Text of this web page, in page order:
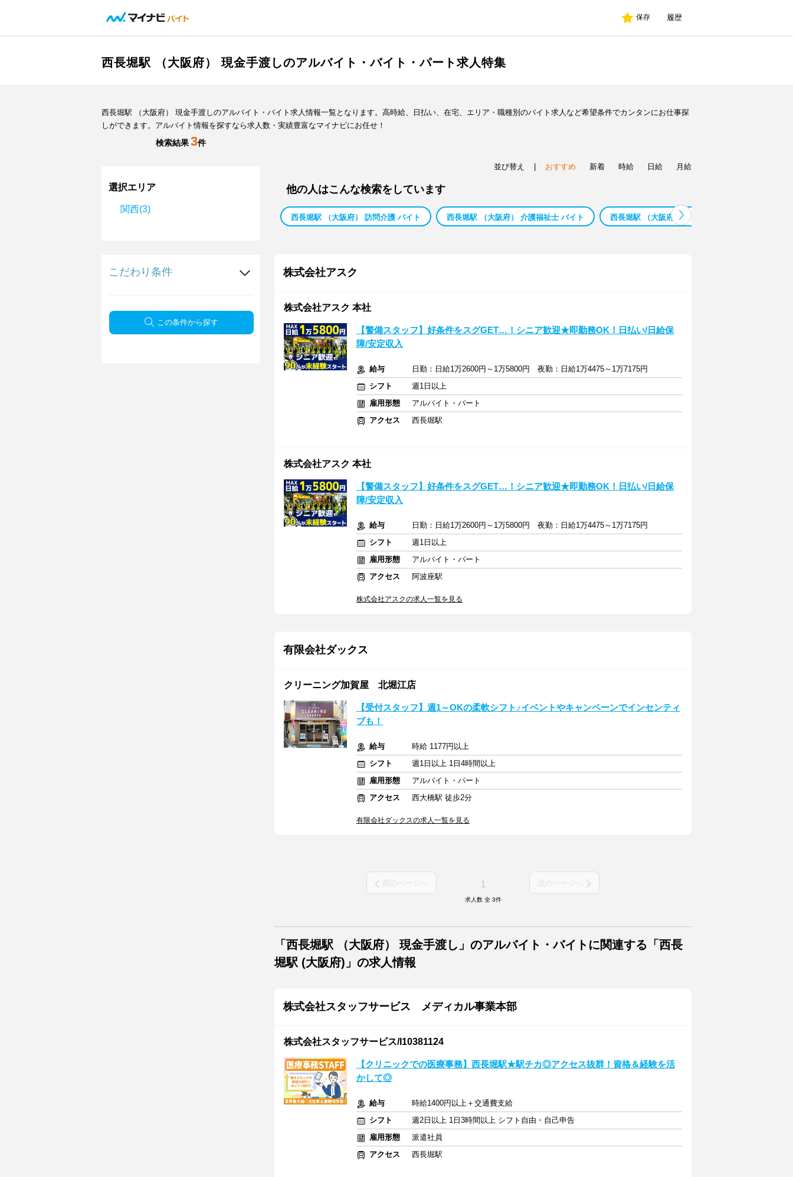
保存 履歴
西長堀駅 （大阪府） 現金手渡しのアルバイト・バイト・パート求人特集
西長堀駅 （大阪府） 現金手渡しのアルバイト・バイト求人情報一覧となります。高時給、日払い、在宅、エリア・職種別のバイト求人など希望条件でカンタンにお仕事探
しができます。アルバイト情報を探すなら求人数・実績豊富なマイナビにお任せ！
検索結果3件
選択エリア
関西(3)
こだわり条件
この条件から探す
並び替え おすすめ 新着 時給 日給 月給
他の人はこんな検索をしています
西長堀駅 （大阪府） 訪問介護 バイト 西長堀駅 （大阪府） 介護福祉士 バイト 西長堀駅 （大阪府） ｗｅｂ デザイナー バイト
株式会社アスク
株式会社アスク 本社
【警備スタッフ】好条件をスグGET…！シニア歓迎★即勤務OK！日払い/日給保
障/安定収入
給与
日勤：日給1万2600円～1万5800円 夜勤：日給1万4475～1万7175円
シフト
週1日以上
雇用形態
アルバイト・パート
アクセス
西長堀駅
株式会社アスク 本社
【警備スタッフ】好条件をスグGET…！シニア歓迎★即勤務OK！日払い/日給保
障/安定収入
給与
日勤：日給1万2600円～1万5800円 夜勤：日給1万4475～1万7175円
シフト
週1日以上
雇用形態
アルバイト・パート
アクセス
阿波座駅
株式会社アスクの求人一覧を見る
有限会社ダックス
クリーニング加賀屋 北堀江店
【受付スタッフ】週1～OKの柔軟シフト♪イベントやキャンペーンでインセンティ
ブも！
給与
時給 1177円以上
シフト
週1日以上 1日4時間以上
雇用形態
アルバイト・パート
アクセス
西大橋駅 徒歩2分
有限会社ダックスの求人一覧を見る
前のページへ 1 次のページへ
求人数 全 3件
「西長堀駅 （大阪府） 現金手渡し」のアルバイト・バイトに関連する「西長
堀駅 (大阪府)」の求人情報
株式会社スタッフサービス メディカル事業本部
株式会社スタッフサービス/I10381124
【クリニックでの医療事務】西長堀駅★駅チカ◎アクセス抜群！資格＆経験を活
かして◎
給与
時給1400円以上＋交通費支給
シフト
週2日以上 1日3時間以上 シフト自由・自己申告
雇用形態
派遣社員
アクセス
西長堀駅